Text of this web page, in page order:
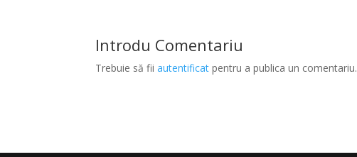
Introdu Comentariu
Trebuie să fiiautentificat pentru a publica un comentariu.